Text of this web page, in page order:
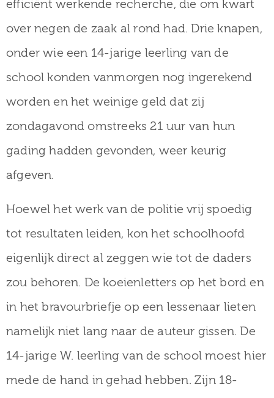
efficiënt werkende recherche, die om kwart
over negen de zaak al rond had. Drie knapen,
onder wie een 14-jarige leerling van de
school konden vanmorgen nog ingerekend
worden en het weinige geld dat zij
zondagavond omstreeks 21 uur van hun
gading hadden gevonden, weer keurig
afgeven.
Hoewel het werk van de politie vrij spoedig
tot resultaten leiden, kon het schoolhoofd
eigenlijk direct al zeggen wie tot de daders
zou behoren. De koeienletters op het bord en
in het bravourbriefje op een lessenaar lieten
namelijk niet lang naar de auteur gissen. De
14-jarige W. leerling van de school moest hier
mede de hand in gehad hebben. Zijn 18-